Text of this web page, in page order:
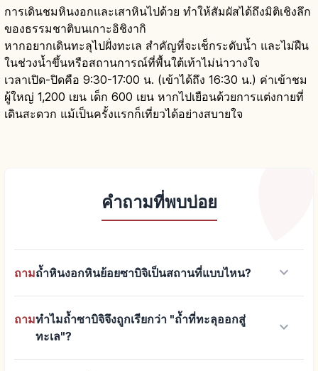
การเดินชมหินงอกและเสาหินไปด้วย ทำให้สัมผัสได้ถึงมิติเชิงลึก
ของธรรมชาติบนเกาะอิชิงากิ
หากอยากเดินทะลุไปฝั่งทะเล สำคัญที่จะเช็กระดับน้ำ และไม่ฝืน
ในช่วงน้ำขึ้นหรือสถานการณ์ที่พื้นใต้เท้าไม่น่าวางใจ
เวลาเปิด-ปิดคือ 9:30-17:00 น. (เข้าได้ถึง 16:30 น.) ค่าเข้าชม
ผู้ใหญ่ 1,200 เยน เด็ก 600 เยน หากไปเยือนด้วยการแต่งกายที่
เดินสะดวก แม้เป็นครั้งแรกก็เที่ยวได้อย่างสบายใจ
คำถามที่พบบ่อย
ถามถ้ำหินงอกหินย้อยซาบิจิเป็นสถานที่แบบไหน? keyboard_arrow_down
ถามทำไมถ้ำซาบิจิจึงถูกเรียกว่า "ถ้ำที่ทะลุออกสู่
ทะเล"?
keyboard_arrow_down